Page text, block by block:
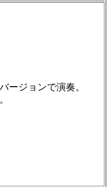
ージョンで演奏。